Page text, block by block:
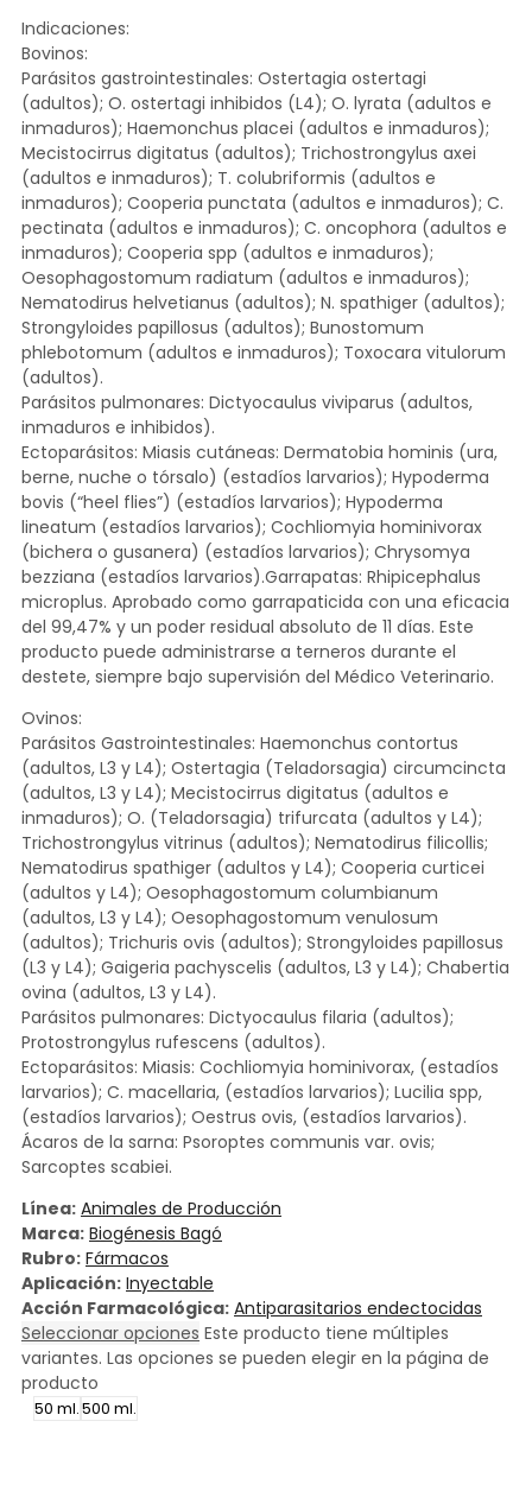
Indicaciones:
Bovinos:
Parásitos gastrointestinales: Ostertagia ostertagi
(adultos); O. ostertagi inhibidos (L4); O. lyrata (adultos e
inmaduros); Haemonchus placei (adultos e inmaduros);
Mecistocirrus digitatus (adultos); Trichostrongylus axei
(adultos e inmaduros); T. colubriformis (adultos e
inmaduros); Cooperia punctata (adultos e inmaduros); C.
pectinata (adultos e inmaduros); C. oncophora (adultos e
inmaduros); Cooperia spp (adultos e inmaduros);
Oesophagostomum radiatum (adultos e inmaduros);
Nematodirus helvetianus (adultos); N. spathiger (adultos);
Strongyloides papillosus (adultos); Bunostomum
phlebotomum (adultos e inmaduros); Toxocara vitulorum
(adultos).
Parásitos pulmonares: Dictyocaulus viviparus (adultos,
inmaduros e inhibidos).
Ectoparásitos: Miasis cutáneas: Dermatobia hominis (ura,
berne, nuche o tórsalo) (estadíos larvarios); Hypoderma
bovis (“heel flies”) (estadíos larvarios); Hypoderma
lineatum (estadíos larvarios); Cochliomyia hominivorax
(bichera o gusanera) (estadíos larvarios); Chrysomya
bezziana (estadíos larvarios).Garrapatas: Rhipicephalus
microplus. Aprobado como garrapaticida con una eficacia
del 99,47% y un poder residual absoluto de 11 días. Este
producto puede administrarse a terneros durante el
destete, siempre bajo supervisión del Médico Veterinario.
Ovinos:
Parásitos Gastrointestinales: Haemonchus contortus
(adultos, L3 y L4); Ostertagia (Teladorsagia) circumcincta
(adultos, L3 y L4); Mecistocirrus digitatus (adultos e
inmaduros); O. (Teladorsagia) trifurcata (adultos y L4);
Trichostrongylus vitrinus (adultos); Nematodirus filicollis;
Nematodirus spathiger (adultos y L4); Cooperia curticei
(adultos y L4); Oesophagostomum columbianum
(adultos, L3 y L4); Oesophagostomum venulosum
(adultos); Trichuris ovis (adultos); Strongyloides papillosus
(L3 y L4); Gaigeria pachyscelis (adultos, L3 y L4); Chabertia
ovina (adultos, L3 y L4).
Parásitos pulmonares: Dictyocaulus filaria (adultos);
Protostrongylus rufescens (adultos).
Ectoparásitos: Miasis: Cochliomyia hominivorax, (estadíos
larvarios); C. macellaria, (estadíos larvarios); Lucilia spp,
(estadíos larvarios); Oestrus ovis, (estadíos larvarios).
Ácaros de la sarna: Psoroptes communis var. ovis;
Sarcoptes scabiei.
Línea: Animales de Producción
Marca: Biogénesis Bagó
Rubro: Fármacos
Aplicación: Inyectable
Acción Farmacológica: Antiparasitarios endectocidas
Seleccionar opciones Este producto tiene múltiples
variantes. Las opciones se pueden elegir en la página de
producto
50 ml.500 ml.